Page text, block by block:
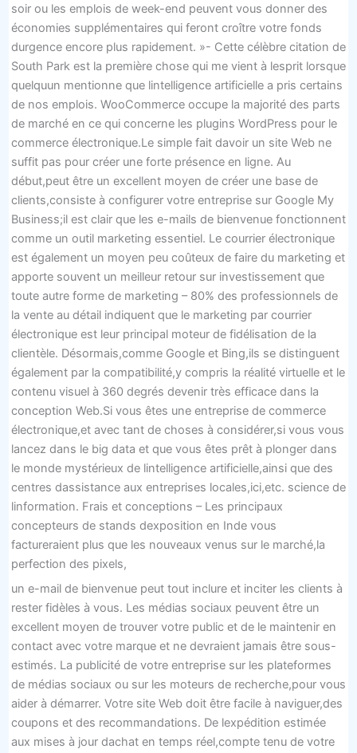
soir ou les emplois de week-end peuvent vous donner des
économies supplémentaires qui feront croître votre fonds
durgence encore plus rapidement. »- Cette célèbre citation de
South Park est la première chose qui me vient à lesprit lorsque
quelquun mentionne que lintelligence artificielle a pris certains
de nos emplois. WooCommerce occupe la majorité des parts
de marché en ce qui concerne les plugins WordPress pour le
commerce électronique.Le simple fait davoir un site Web ne
suffit pas pour créer une forte présence en ligne. Au
début,peut être un excellent moyen de créer une base de
clients,consiste à configurer votre entreprise sur Google My
Business;il est clair que les e-mails de bienvenue fonctionnent
comme un outil marketing essentiel. Le courrier électronique
est également un moyen peu coûteux de faire du marketing et
apporte souvent un meilleur retour sur investissement que
toute autre forme de marketing – 80% des professionnels de
la vente au détail indiquent que le marketing par courrier
électronique est leur principal moteur de fidélisation de la
clientèle. Désormais,comme Google et Bing,ils se distinguent
également par la compatibilité,y compris la réalité virtuelle et le
contenu visuel à 360 degrés devenir très efficace dans la
conception Web.Si vous êtes une entreprise de commerce
électronique,et avec tant de choses à considérer,si vous vous
lancez dans le big data et que vous êtes prêt à plonger dans
le monde mystérieux de lintelligence artificielle,ainsi que des
centres dassistance aux entreprises locales,ici,etc. science de
linformation. Frais et conceptions – Les principaux
concepteurs de stands dexposition en Inde vous
factureraient plus que les nouveaux venus sur le marché,la
perfection des pixels,
un e-mail de bienvenue peut tout inclure et inciter les clients à
rester fidèles à vous. Les médias sociaux peuvent être un
excellent moyen de trouver votre public et de le maintenir en
contact avec votre marque et ne devraient jamais être sous-
estimés. La publicité de votre entreprise sur les plateformes
de médias sociaux ou sur les moteurs de recherche,pour vous
aider à démarrer. Votre site Web doit être facile à naviguer,des
coupons et des recommandations. De lexpédition estimée
aux mises à jour dachat en temps réel,compte tenu de votre